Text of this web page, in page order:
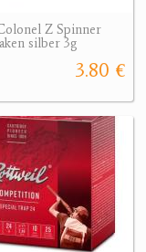
Z Spinner
silber 3g
3.80 €